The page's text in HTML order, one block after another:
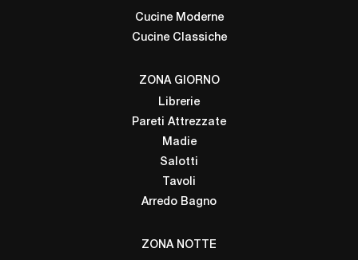
Cucine Moderne
Cucine Classiche
ZONA GIORNO
Librerie
Pareti Attrezzate
Madie
Salotti
Tavoli
Arredo Bagno
ZONA NOTTE